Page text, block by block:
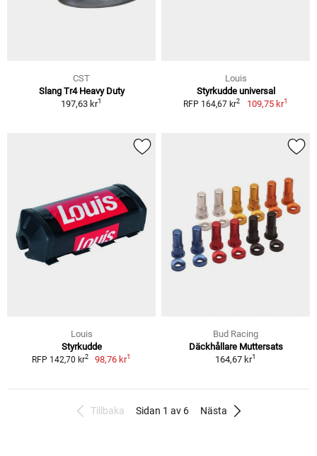
CST
Slang Tr4 Heavy Duty
197,63 kr1
Louis
Styrkudde universal
RFP 164,67 kr2 109,75 kr1
Louis
Styrkudde
RFP 142,70 kr2 98,76 kr1
Bud Racing
Däckhållare Muttersats
164,67 kr1
Tillbaka Sidan 1 av 6 Nästa